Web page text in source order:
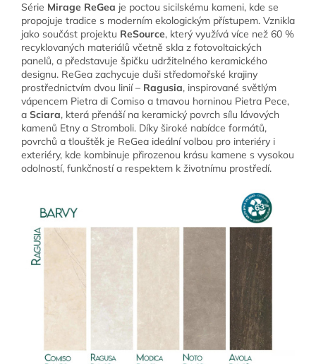
Série Mirage ReGea je poctou sicilskému kameni, kde se
propojuje tradice s moderním ekologickým přístupem. Vznikla
jako součást projektu ReSource, který využívá více než 60 %
recyklovaných materiálů včetně skla z fotovoltaických
panelů, a představuje špičku udržitelného keramického
designu. ReGea zachycuje duši středomořské krajiny
prostřednictvím dvou linií – Ragusia, inspirované světlým
vápencem Pietra di Comiso a tmavou horninou Pietra Pece,
a Sciara, která přenáší na keramický povrch sílu lávových
kamenů Etny a Stromboli. Díky široké nabídce formátů,
povrchů a tlouštěk je ReGea ideální volbou pro interiéry i
exteriéry, kde kombinuje přirozenou krásu kamene s vysokou
odolností, funkčností a respektem k životnímu prostředí.